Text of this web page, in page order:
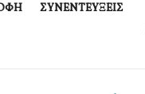
ΣΥΝΕΝΤΕΥΞΕΙΣ